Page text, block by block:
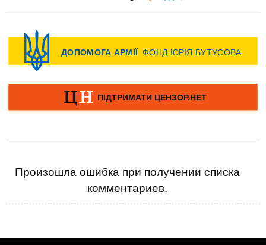
Произошла ошибка при получении списка
комментариев.